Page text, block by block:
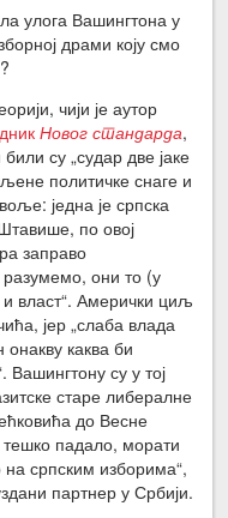
улога Вашингтона у
драми коју смо
чији је аутор
Новог стандарда,
су „судар две јаке
политичке снаге и
једна је српска
по овој
заправо
они то (у
и власт“. Амерички циљ
јер „слаба влада
каква би
Вашингтону су у тој
старе либералне
до Весне
падало, морати
српским изборима“,
партнер у Србији.